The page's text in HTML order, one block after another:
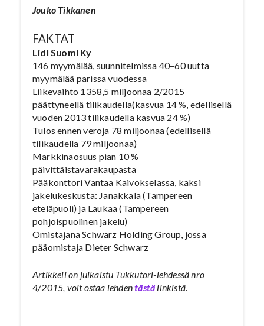
Jouko Tikkanen
FAKTAT
Lidl Suomi Ky
146 myymälää, suunnitelmissa 40–60 uutta
myymälää parissa vuodessa
Liikevaihto 1358,5 miljoonaa 2/2015
päättyneellä tilikaudella(kasvua 14 %, edellisellä
vuoden 2013 tilikaudella kasvua 24 %)
Tulos ennen veroja 78 miljoonaa (edellisellä
tilikaudella 79 miljoonaa)
Markkinaosuus pian 10 %
päivittäistavarakaupasta
Pääkonttori Vantaa Kaivokselassa, kaksi
jakelukeskusta: Janakkala (Tampereen
eteläpuoli) ja Laukaa (Tampereen
pohjoispuolinen jakelu)
Omistajana Schwarz Holding Group, jossa
pääomistaja Dieter Schwarz
Artikkeli on julkaistu Tukkutori-lehdessä nro
4/2015, voit ostaa lehdentästä linkistä.